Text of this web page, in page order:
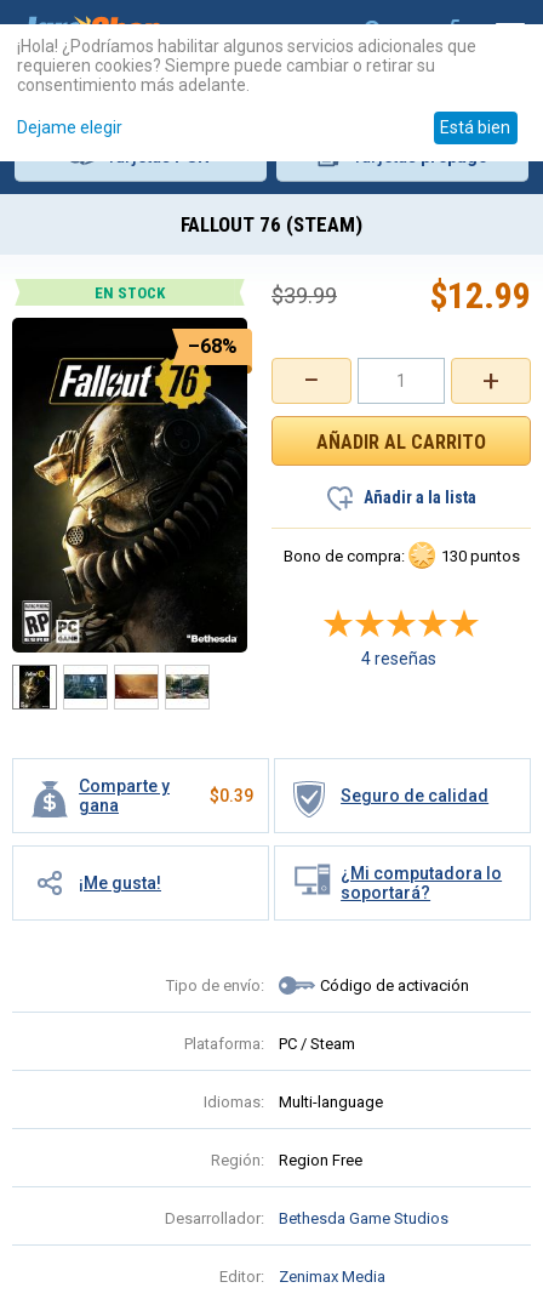
FALLOUT 76 (STEAM)
EN STOCK
–68%
Comparte y
gana
$0.39 Seguro de calidad
¡Me gusta!
¿Mi computadora lo
soportará?
Tipo de envío: Código de activación
Plataforma: PC / Steam
Idiomas: Multi-language
Región: Region Free
Desarrollador: Bethesda Game Studios
Editor: Zenimax Media
+
−
$12.99
$39.99
Añadir a la lista
Bono de compra: 130 puntos
4 reseñas
¡Hola! ¿Podríamos habilitar algunos servicios adicionales que
requieren cookies? Siempre puede cambiar o retirar su
consentimiento más adelante.
Dejame elegir Está bien